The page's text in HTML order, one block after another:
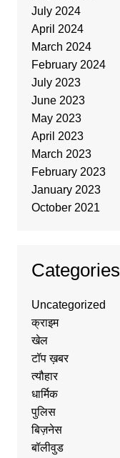
July 2024
April 2024
March 2024
February 2024
July 2023
June 2023
May 2023
April 2023
March 2023
February 2023
January 2023
October 2021
Categories
Uncategorized
क्राइम
खेल
टॉप ख़बर
त्यौहार
धार्मिक
पुलिस
बिज़नेस
बॉलीवुड